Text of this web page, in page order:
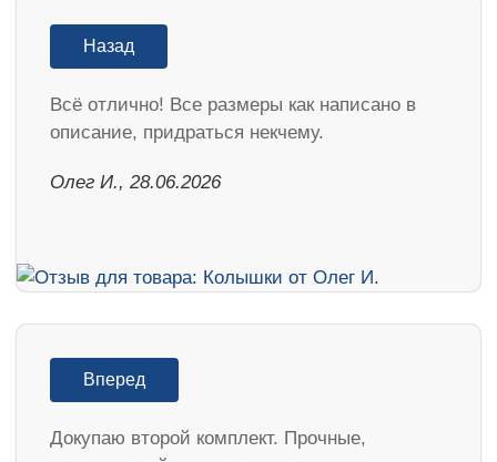
Назад
Всё отлично! Все размеры как написано в
описание, придраться некчему.
Олег И., 28.06.2026
Вперед
Докупаю второй комплект. Прочные,